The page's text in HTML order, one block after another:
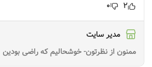
2
0
مدیر سایت
ممنون از نظرتون- خوشحالیم که راضی بودین